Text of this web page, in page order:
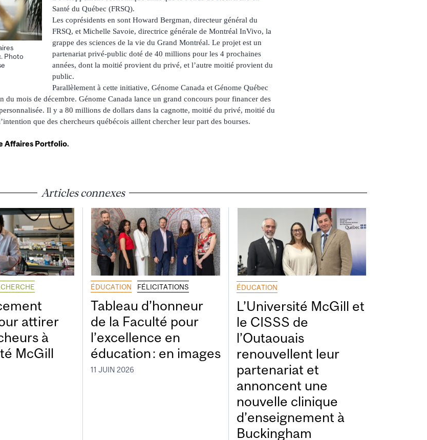
Photo
Santé du Québec (FRSQ).
Les coprésidents en sont Howard Bergman, directeur général du
FRSQ, et Michelle Savoie, directrice générale de Montréal InVivo, la
grappe des sciences de la vie du Grand Montréal. Le projet est un
partenariat privé-public doté de 40 millions pour les 4 prochaines
années, dont la moitié provient du privé, et l’autre moitié provient du
public.
Parallèlement à cette initiative, Génome Canada et Génome Québec
du mois de décembre. Génome Canada lance un grand concours pour financer des
Il y a 80 millions de dollars dans la cagnotte, moitié du privé, moitié du
que des chercheurs québécois aillent chercher leur part des bourses.
Affaires Portfolio.
Articles connexes
attirer
à
McGill
ÉDUCATION FÉLICITATIONS
Tableau d’honneur
de la Faculté pour
l’excellence en
éducation : en images
11 JUIN 2026
ÉDUCATION
L’Université McGill et
le CISSS de
l’Outaouais
renouvellent leur
partenariat et
annoncent une
nouvelle clinique
d’enseignement à
Buckingham